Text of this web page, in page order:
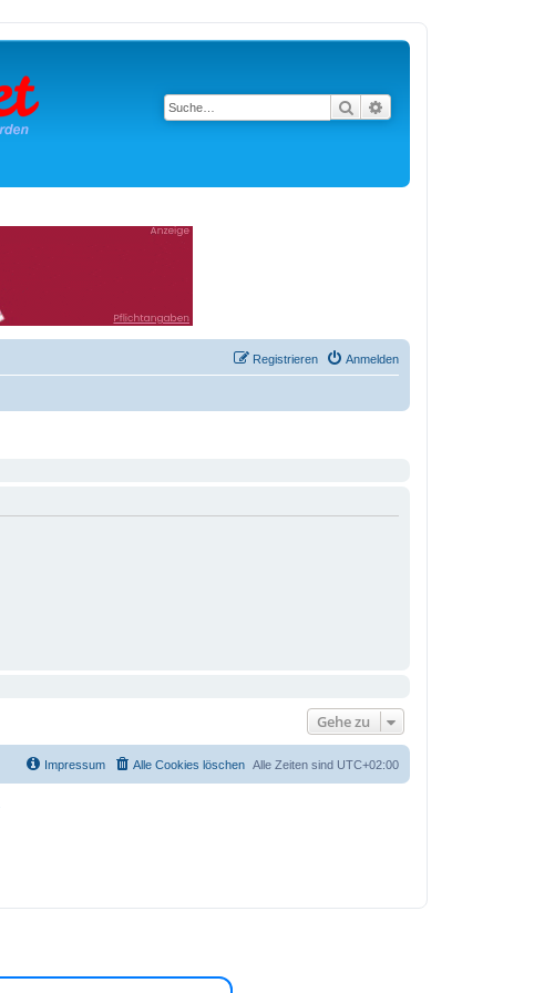
Suche
Anmelden
Registrieren
Gehe zu
Alle Zeiten sind UTC+02:00
Alle Cookies löschen
Impressum